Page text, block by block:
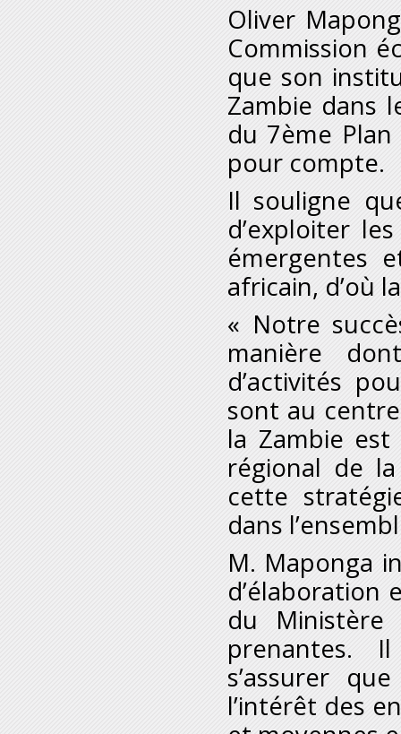
Oliver
Commission
que son
Zambie dans
du 7ème
pour compte.
Il souligne
d’exploiter
émergentes
africain, d’où
« Notre
manière
d’activités
sont au
la Zambie
régional de
cette
dans
M. Maponga
d’élaboration
du
prenantes.
s’assurer
l’intérêt des